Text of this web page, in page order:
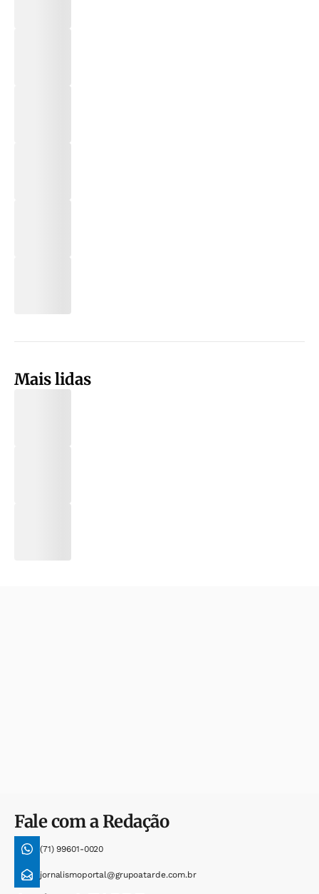
Mais lidas
Fale com a Redação
(71) 99601-0020
jornalismoportal@grupoatarde.com.br